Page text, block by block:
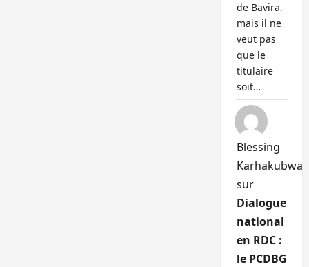
de Bavira,
mais il ne
veut pas
que le
titulaire
soit…
Blessing
Karhakubwa
sur
Dialogue
national
en RDC :
le PCDBG